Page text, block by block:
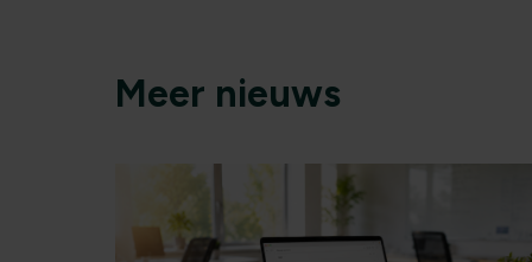
Meer nieuws